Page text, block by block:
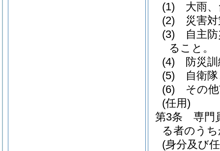
(1)
大雨
(2)
災害
(3)
自主
ること。
(4)
防災
(5)
自衛
(6)
その
(任用)
第3条
専門
る者のう
(身分及び